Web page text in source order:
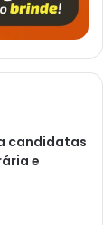
candidatas
e